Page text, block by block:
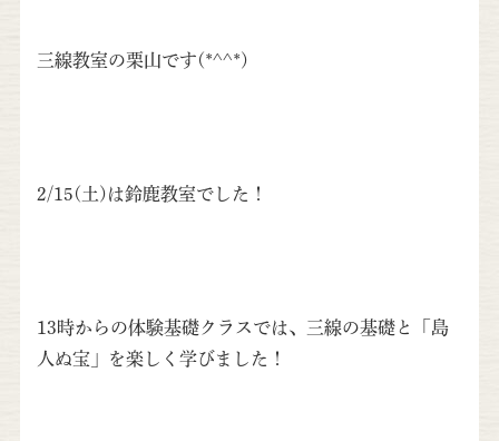
三線教室の栗山です(*^^*)
2/15(土)は鈴鹿教室でした！
13時からの体験基礎クラスでは、三線の基礎と「島
人ぬ宝」を楽しく学びました！